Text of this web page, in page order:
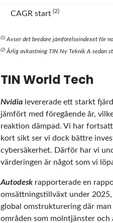
CAGR start (2)
(1) Avser det bredare jämförelseindexet för
(2) Årlig avkastning TIN Ny Teknik A sedan
TIN World Tech
Nvidia levererade ett starkt
jämfört med föregående år,
reaktion dämpad. Vi har
kort sikt ser vi dock bättre
cybersäkerhet. Därför har vi
värderingen är något som vi
Autodesk rapporterade en
omsättningstillväxt under
global omstrukturering där
områden som molntjänster